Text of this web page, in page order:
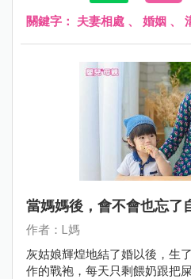
關鍵字： 夫妻相處 、 婚姻 、
當媽媽後，會不會也忘了
作者：L媽
灰姑娘輝煌地結了婚以後，生
作的戰袍，每天只剩餵奶跟把